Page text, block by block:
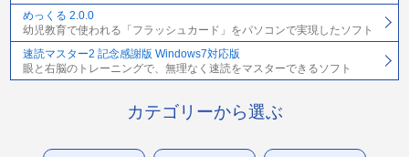
めっくる 2.0.0
幼児教育で使われる「フラッシュカード」をパソコンで実現したソフト
速読マスター2 記念感謝版 Windows7対応版
眼と右脳のトレーニングで、無理なく速読をマスターできるソフト
カテゴリーから選ぶ